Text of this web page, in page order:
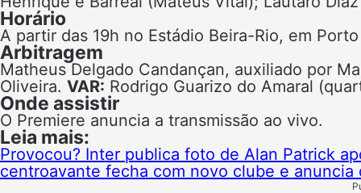
Horário
A partir das 19h no Estádio Beira-Rio, em
Arbitragem
Matheus Delgado Candançan, auxiliado por
Oliveira. VAR: Rodrigo Guarizo do Amaral
Onde assistir
O Premiere anuncia a transmissão ao vivo.
Leia mais:
Provocou? Inter publica foto de Alan Patrick
centroavante fecha com novo clube e